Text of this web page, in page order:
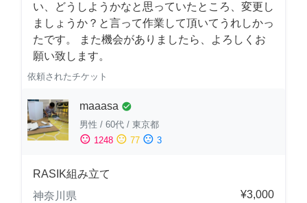
い、どうしようかなと思っていたところ、変更し
ましょうか？と言って作業して頂いてうれしかっ
たです。 また機会がありましたら、よろしくお
願い致します。
依頼されたチケット
maaasa check_circle
男性 / 60代 / 東京都
sentiment_satisfied 1248 sentiment_neutral 77 sentiment_dissatisfied 3
RASIK組み立て
神奈川県
¥3,000